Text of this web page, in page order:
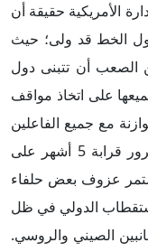
الأمريكية حقيقة أن
الخط قد ولى؛ حيث
الصعب أن تتبنى دول
على اتخاذ مواقف
مع جميع الفاعلين
الدوليين. وهنا تجدر الإشارة إلى أنه مع مرور قرابة 5 أشهر على
عزوف بعض حلفاء
الدولي في ظل
الصيني والروسي.